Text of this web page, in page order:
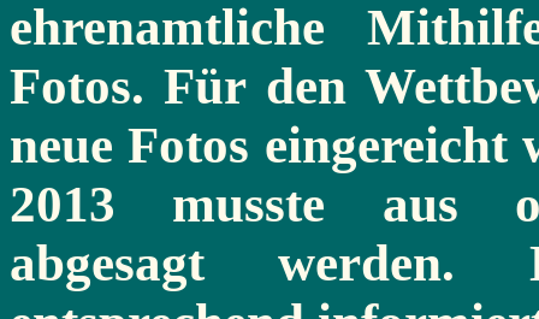
ehrenamtliche
Fotos. Für den
neue Fotos
2013 musste aus
abgesagt werden.